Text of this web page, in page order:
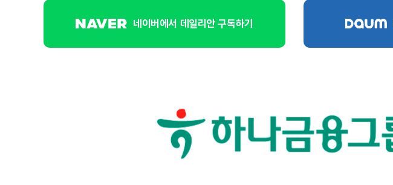
네이버에서 데일리안 구독하기